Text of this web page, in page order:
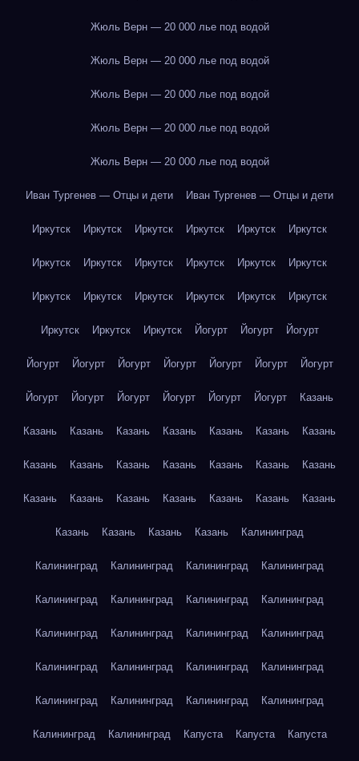
Жюль Верн — 20 000 лье под водой
Жюль Верн — 20 000 лье под водой
Жюль Верн — 20 000 лье под водой
Жюль Верн — 20 000 лье под водой
Жюль Верн — 20 000 лье под водой
Иван Тургенев — Отцы и дети Иван Тургенев — Отцы и дети
Иркутск Иркутск Иркутск Иркутск Иркутск Иркутск
Иркутск Иркутск Иркутск Иркутск Иркутск Иркутск
Иркутск Иркутск Иркутск Иркутск Иркутск Иркутск
Иркутск Иркутск Иркутск Йогурт Йогурт Йогурт
Йогурт Йогурт Йогурт Йогурт Йогурт Йогурт Йогурт
Йогурт Йогурт Йогурт Йогурт Йогурт Йогурт Казань
Казань Казань Казань Казань Казань Казань Казань
Казань Казань Казань Казань Казань Казань Казань
Казань Казань Казань Казань Казань Казань Казань
Казань Казань Казань Казань Калининград
Калининград Калининград Калининград Калининград
Калининград Калининград Калининград Калининград
Калининград Калининград Калининград Калининград
Калининград Калининград Калининград Калининград
Калининград Калининград Калининград Калининград
Калининград Калининград Капуста Капуста Капуста